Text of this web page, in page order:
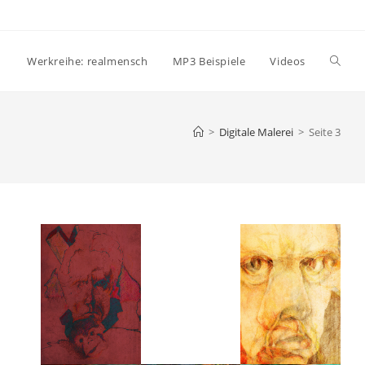
Werkreihe: realmensch MP3 Beispiele Videos
> Digitale Malerei > Seite 3